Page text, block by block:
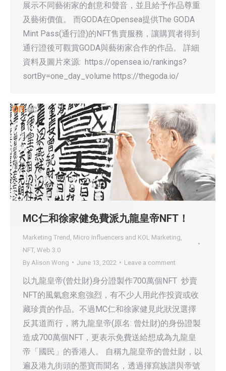
展示不同藝術家的創意和聲音，並且給予作品尊重
及藝術價值。 而GODA在Opensea提供The GODA
Mint Pass(通行證)的NFT售賣服務，讓購買者得到
通行證後可觀賞GODA與藝術家合作的作品。 詳細
資料及圖片來源: https://opensea.io/rankings?
sortBy=one_day_volume https://thegoda.io/
MC仁和徐家健免費派九龍皇帝NFT！
Marketing Trend Micro Influencers and KOL Marketing
NFT, Web 3.0
By Alison Wong June 13, 2022 Leave a comment
以九龍皇帝(曾灶財)身分證製作700萬個NFT 炒賣
NFT的風氣愈來愈強烈，有不少人用此作投資或收
藏珍貴的作品。不過MC仁和徐家健見此狀況選擇
反其道而行，將九龍皇帝(原名: 曾灶財)的身份證製
造成700萬個NFT，更表示免費送給想成為九龍皇
帝「國民」的香港人。 自稱九龍皇帝的曾灶財，以
遍及港九街頭的墨寶而聞名，透過揮寫族譜與帝號